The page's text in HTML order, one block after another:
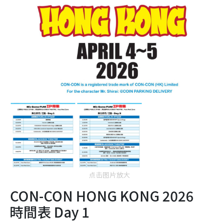
点击图片放大
CON-CON HONG KONG 2026
時間表 Day 1